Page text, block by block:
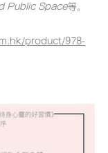
Public Space等。
product/978-